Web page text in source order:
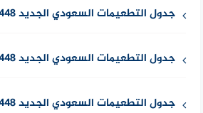
جدول التطعيمات السعودي الجديد 1448
جدول التطعيمات السعودي الجديد 1448
جدول التطعيمات السعودي الجديد 1448